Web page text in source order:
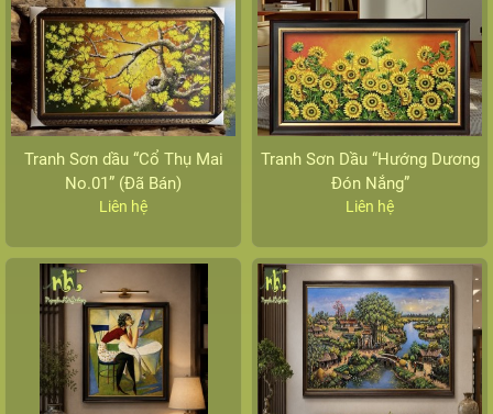
Tranh Sơn dầu “Cổ Thụ Mai
No.01” (Đã Bán)
Liên hệ
Tranh Sơn Dầu “Hướng Dương
Đón Nắng”
Liên hệ